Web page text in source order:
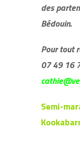
des
Bédouin.
Pour tout
07 49 16
Semi-